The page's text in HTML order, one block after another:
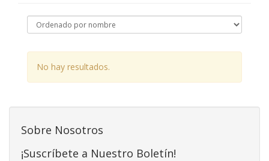
No hay resultados.
Sobre Nosotros
¡Suscríbete a Nuestro Boletín!